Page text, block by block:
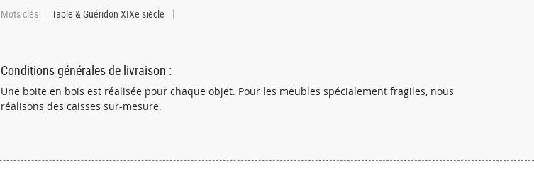
Mots clés Table & Guéridon XIXe siècle
Conditions générales de livraison :
Une boite en bois est réalisée pour chaque objet. Pour les meubles spécialement fragiles, nous
réalisons des caisses sur-mesure.